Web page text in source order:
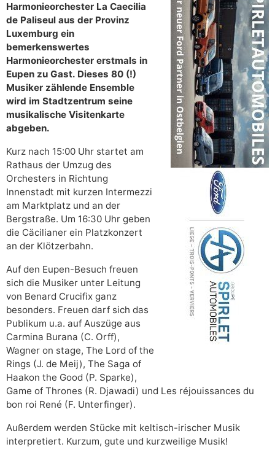
Harmonieorchester La Caecilia
de Paliseul aus der Provinz
Luxemburg ein
bemerkenswertes
Harmonieorchester erstmals in
Eupen zu Gast. Dieses 80 (!)
Musiker zählende Ensemble
wird im Stadtzentrum seine
musikalische Visitenkarte
abgeben.
Kurz nach 15:00 Uhr startet am
Rathaus der Umzug des
Orchesters in Richtung
Innenstadt mit kurzen Intermezzi
am Marktplatz und an der
Bergstraße. Um 16:30 Uhr geben
die Cäcilianer ein Platzkonzert
an der Klötzerbahn.
Auf den Eupen-Besuch freuen
sich die Musiker unter Leitung
von Benard Crucifix ganz
besonders. Freuen darf sich das
Publikum u.a. auf Auszüge aus
Carmina Burana (C. Orff),
Wagner on stage, The Lord of the
Rings (J. de Meij), The Saga of
Haakon the Good (P. Sparke),
Game of Thrones (R. Djawadi) und Les réjouissances du
bon roi René (F. Unterfinger).
Außerdem werden Stücke mit keltisch-irischer Musik
interpretiert. Kurzum, gute und kurzweilige Musik!